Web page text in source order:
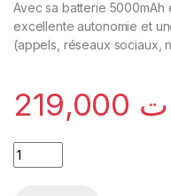
Avec sa batterie 5000mAh
excellente autonomie et
(appels, réseaux sociaux,